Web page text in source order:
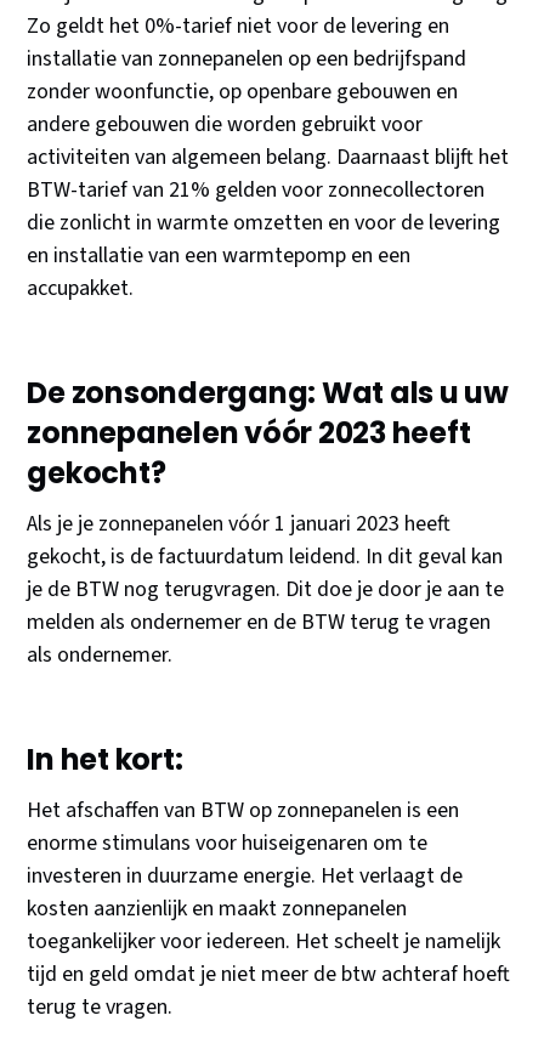
Zo geldt het 0%-tarief niet voor de levering en
installatie van zonnepanelen op een bedrijfspand
zonder woonfunctie, op openbare gebouwen en
andere gebouwen die worden gebruikt voor
activiteiten van algemeen belang. Daarnaast blijft het
BTW-tarief van 21% gelden voor zonnecollectoren
die zonlicht in warmte omzetten en voor de levering
en installatie van een warmtepomp en een
accupakket.
De zonsondergang: Wat als u uw
zonnepanelen vóór 2023 heeft
gekocht?
Als je je zonnepanelen vóór 1 januari 2023 heeft
gekocht, is de factuurdatum leidend. In dit geval kan
je de BTW nog terugvragen. Dit doe je door je aan te
melden als ondernemer en de BTW terug te vragen
als ondernemer.
In het kort:
Het afschaffen van BTW op zonnepanelen is een
enorme stimulans voor huiseigenaren om te
investeren in duurzame energie. Het verlaagt de
kosten aanzienlijk en maakt zonnepanelen
toegankelijker voor iedereen. Het scheelt je namelijk
tijd en geld omdat je niet meer de btw achteraf hoeft
terug te vragen.